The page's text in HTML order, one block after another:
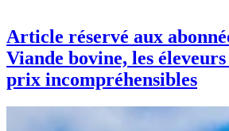
Article réservé aux
Viande bovine, les
prix incompréhensibles